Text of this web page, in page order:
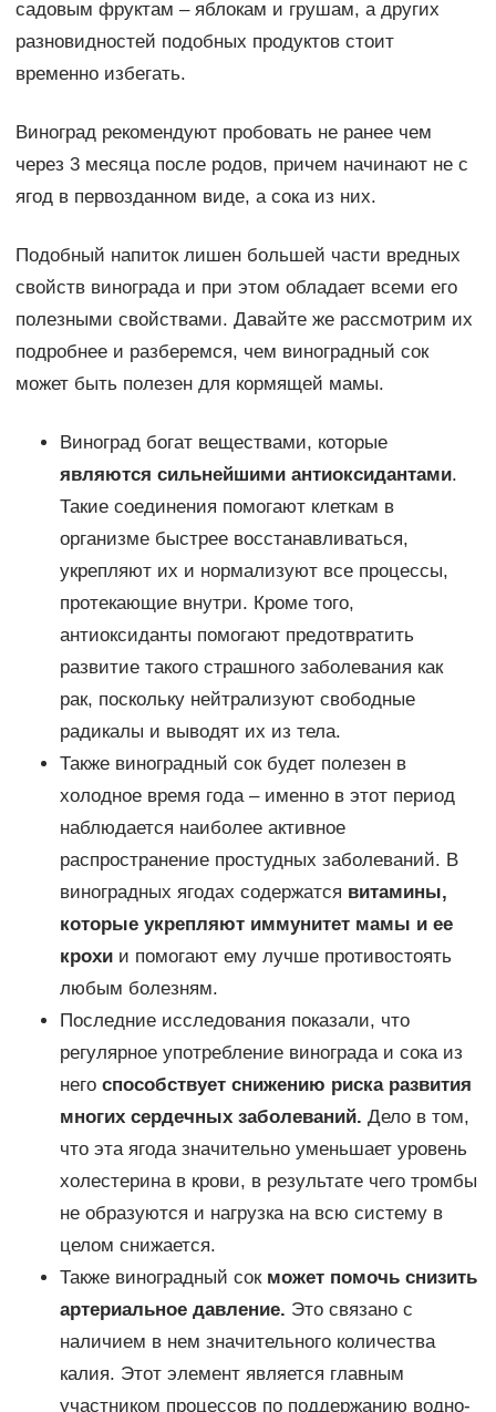
садовым фруктам – яблокам и грушам, а других
разновидностей подобных продуктов стоит
временно избегать.
Виноград рекомендуют пробовать не ранее чем
через 3 месяца после родов, причем начинают не с
ягод в первозданном виде, а сока из них.
Подобный напиток лишен большей части вредных
свойств винограда и при этом обладает всеми его
полезными свойствами. Давайте же рассмотрим их
подробнее и разберемся, чем виноградный сок
может быть полезен для кормящей мамы.
Виноград богат веществами, которые
являются сильнейшими антиоксидантами.
Такие соединения помогают клеткам в
организме быстрее восстанавливаться,
укрепляют их и нормализуют все процессы,
протекающие внутри. Кроме того,
антиоксиданты помогают предотвратить
развитие такого страшного заболевания как
рак, поскольку нейтрализуют свободные
радикалы и выводят их из тела.
Также виноградный сок будет полезен в
холодное время года – именно в этот период
наблюдается наиболее активное
распространение простудных заболеваний. В
виноградных ягодах содержатся витамины,
которые укрепляют иммунитет мамы и ее
крохии помогают ему лучше противостоять
любым болезням.
Последние исследования показали, что
регулярное употребление винограда и сока из
него способствует снижению риска развития
многих сердечных заболеваний. Дело в том,
что эта ягода значительно уменьшает уровень
холестерина в крови, в результате чего тромбы
не образуются и нагрузка на всю систему в
целом снижается.
Также виноградный сок может помочь снизить
артериальное давление. Это связано с
наличием в нем значительного количества
калия. Этот элемент является главным
участником процессов по поддержанию водно-